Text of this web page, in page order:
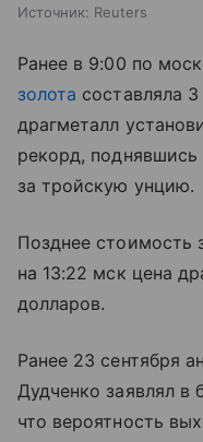
Источник: Reuters
Ранее в 9:00 по
золота составляла
драгметалл
рекорд,
за тройскую унцию.
Позднее стоимость
на 13:22 мск цена
долларов.
Ранее 23 сентября
Дудченко заявлял в
что вероятность